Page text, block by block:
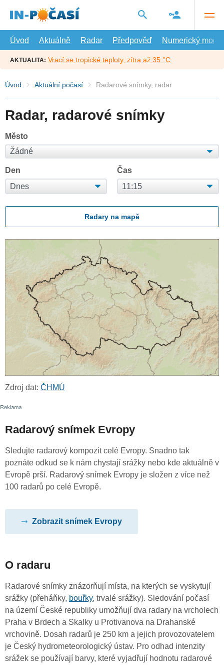
hlavní
Úvod
Aktuálně Radar Předpověď Numerický model
AKTUALITA: Vrací se tropické teploty, zítra až 35 °C
Úvod Aktuální počasí Radarové snímky, radar
Radar, radarové snímky
Město
Den Čas
Radary na mapě
Zdroj dat: ČHMÚ
Radarový snímek Evropy
Sledujte radarový kompozit celé Evropy. Snadno tak
poznáte odkud se k nám chystají srážky nebo kde aktuálně v
Evropě prší. Radarový snímek Evropy je složen z více než
100 radarů po celé Evropě.
Zobrazit snímek Evropy
O radaru
Radarové snímky znázorňují místa, na kterých se vyskytují
srážky (přeháňky, bouřky, trvalé srážky). Sledování počasí
na území České republiky umožňují dva radary na vrcholech
Praha v Brdech a Skalky u Protivanova na Drahanské
vrchovině. Dosah radarů je 250 km a jejich provozovatelem
je Český hydrometeorologický ústav. Pro odhad intenzity
srážek se používají barvy, které vyjadřují hodnotu radarové